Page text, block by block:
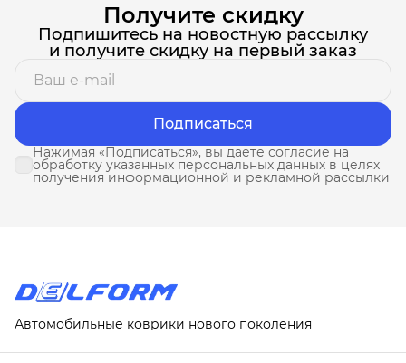
Получите скидку
Подпишитесь на новостную рассылку
и получите скидку на первый заказ
Подписаться
Нажимая «Подписаться», вы даете согласие на
обработку указанных персональных данных в целях
получения информационной и рекламной рассылки
Автомобильные коврики нового поколения